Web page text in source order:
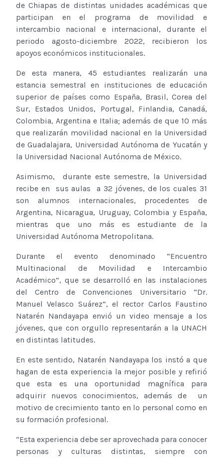
de Chiapas de distintas unidades académicas que
participan en el programa de movilidad e
intercambio nacional e internacional, durante el
periodo agosto-diciembre 2022, recibieron los
apoyos económicos institucionales.
De esta manera, 45 estudiantes realizarán una
estancia semestral en instituciones de educación
superior de países como España, Brasil, Corea del
Sur, Estados Unidos, Portugal, Finlandia, Canadá,
Colombia, Argentina e Italia; además de que 10 más
que realizarán movilidad nacional en la Universidad
de Guadalajara, Universidad Autónoma de Yucatán y
la Universidad Nacional Autónoma de México.
Asimismo, durante este semestre, la Universidad
recibe en sus aulas a 32 jóvenes, de los cuales 31
son alumnos internacionales, procedentes de
Argentina, Nicaragua, Uruguay, Colombia y España,
mientras que uno más es estudiante de la
Universidad Autónoma Metropolitana.
Durante el evento denominado “Encuentro
Multinacional de Movilidad e Intercambio
Académico”, que se desarrolló en las instalaciones
del Centro de Convenciones Universitario “Dr.
Manuel Velasco Suárez”, el rector Carlos Faustino
Natarén Nandayapa envió un video mensaje a los
jóvenes, que con orgullo representarán a la UNACH
en distintas latitudes.
En este sentido, Natarén Nandayapa los instó a que
hagan de esta experiencia la mejor posible y refirió
que esta es una oportunidad magnífica para
adquirir nuevos conocimientos, además de un
motivo de crecimiento tanto en lo personal como en
su formación profesional.
“Esta experiencia debe ser aprovechada para conocer
personas y culturas distintas, siempre con